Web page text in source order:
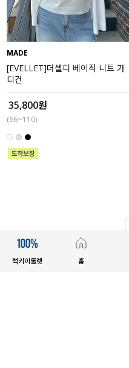
럭키이룰렛 홈
MADE
[EVELLET]더셀디 베이직 니트 가
디건
35,800원
(66~110)